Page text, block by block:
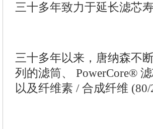
三十多年致力于延长滤芯
三十多年以来，唐纳森不
列的滤筒、 PowerCore®
以及纤维素 / 合成纤维